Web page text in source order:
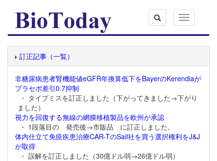
Toggle
navigation
訂正記事（一覧）
非糖尿病患者腎機能値eGFR年換算低下をBayerのKerendiaが
プラセボ差引0.7抑制
・ タイプミスを訂正しました（下がってきました→下がり
ました）
視力を回復する無線の網膜移植製品を欧州が承認
・ 1段落目の 発売後→市販品 に訂正しました。
体内仕立て免疫疾患治療CAR-TのSail社を買う選択権利をJ&J
が取得
・ 誤解を訂正しました（30億ドル弱→26億ドル弱）